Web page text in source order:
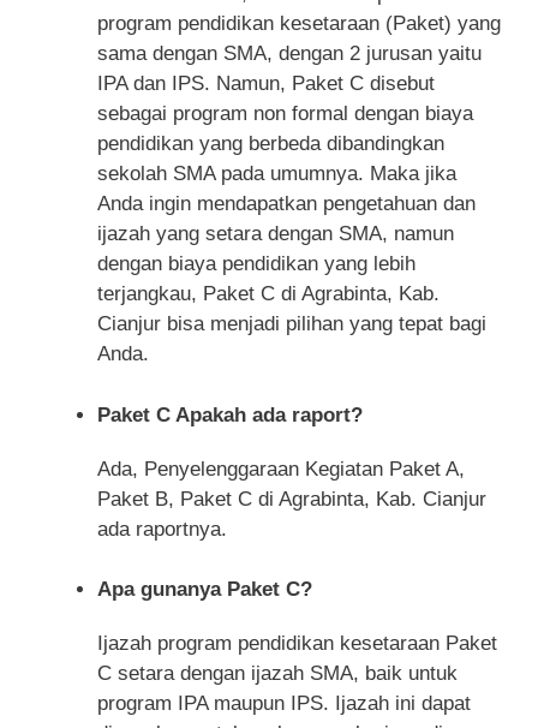
program pendidikan kesetaraan (Paket) yang
sama dengan SMA, dengan 2 jurusan yaitu
IPA dan IPS. Namun, Paket C disebut
sebagai program non formal dengan biaya
pendidikan yang berbeda dibandingkan
sekolah SMA pada umumnya. Maka jika
Anda ingin mendapatkan pengetahuan dan
ijazah yang setara dengan SMA, namun
dengan biaya pendidikan yang lebih
terjangkau, Paket C di Agrabinta, Kab.
Cianjur bisa menjadi pilihan yang tepat bagi
Anda.
Paket C Apakah ada raport?
Ada, Penyelenggaraan Kegiatan Paket A,
Paket B, Paket C di Agrabinta, Kab. Cianjur
ada raportnya.
Apa gunanya Paket C?
Ijazah program pendidikan kesetaraan Paket
C setara dengan ijazah SMA, baik untuk
program IPA maupun IPS. Ijazah ini dapat